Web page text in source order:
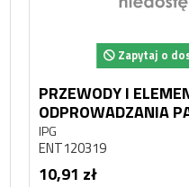
Zapytaj o
PRZEWODY I
ODPROWADZANIA
ENGITECH ENT120319
IPG
ENT120319
10,91 zł